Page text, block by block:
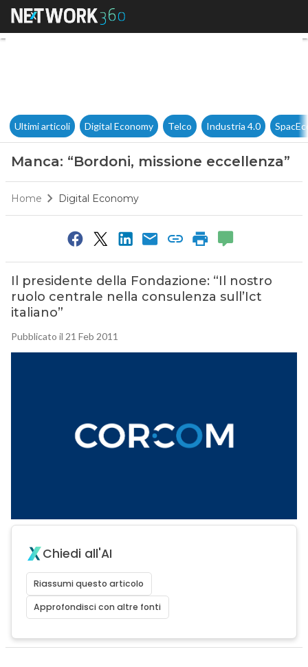
Manca: “Bordoni, missione
Ultimi articoli Digital Economy Telco Industria 4.0
Manca: “Bordoni, missione eccellenza”
Home Digital Economy
Il presidente della Fondazione: “Il nostro
ruolo centrale nella consulenza sull’Ict
italiano”
Pubblicato il 21 Feb 2011
Chiedi all'AI
Riassumi questo articolo
Approfondisci con altre fonti